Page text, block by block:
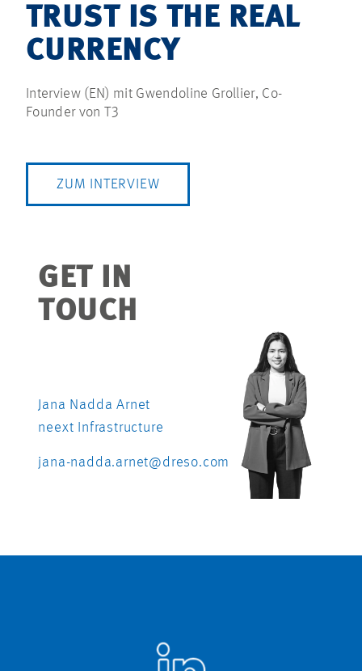
TRUST IS THE REAL
CURRENCY
Interview (EN) mit Gwendoline Grollier, Co-
Founder von T3
ZUM INTERVIEW
GET IN
TOUCH
Jana Nadda Arnet
neext Infrastructure
jana-nadda.arnet@dreso.com